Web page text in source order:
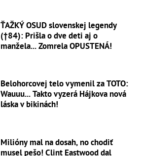
ŤAŽKÝ OSUD slovenskej legendy
(†84): Prišla o dve deti aj o
manžela... Zomrela OPUSTENÁ!
Belohorcovej telo vymenil za TOTO:
Wauuu... Takto vyzerá Hájkova nová
láska v bikinách!
Milióny mal na dosah, no chodiť
musel pešo! Clint Eastwood dal